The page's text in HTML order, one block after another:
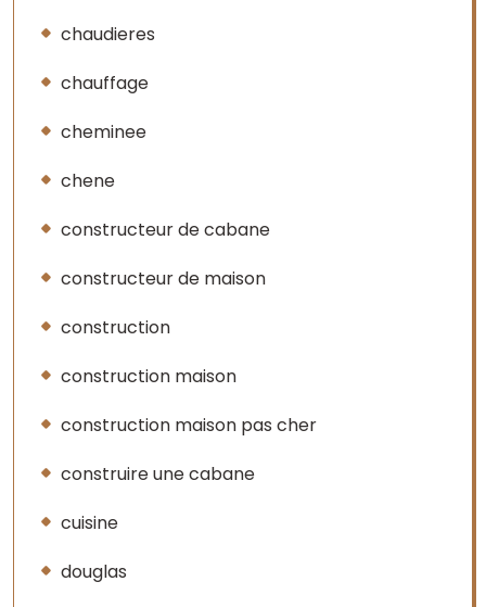
chaudieres
chauffage
cheminee
chene
constructeur de cabane
constructeur de maison
construction
construction maison
construction maison pas cher
construire une cabane
cuisine
douglas